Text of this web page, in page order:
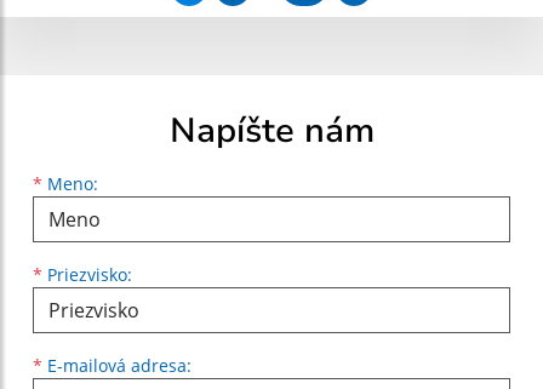
Napíšte nám
* Meno:
Meno
* Priezvisko:
Priezvisko
* E-mailová adresa:
E-mailová adresa